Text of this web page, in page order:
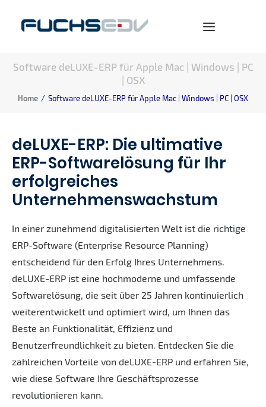
NEWS
UNTERNEHMEN
KARRIERE
SEARCH
Software deLUXE-ERP für Apple Mac | Windows | PC
| OSX
Home Software deLUXE-ERP für Apple Mac | Windows | PC | OSX
deLUXE-ERP: Die ultimative
ERP-Softwarelösung für Ihr
erfolgreiches
Unternehmenswachstum
In einer zunehmend digitalisierten Welt ist die richtige
ERP-Software (Enterprise Resource Planning)
entscheidend für den Erfolg Ihres Unternehmens.
deLUXE-ERP ist eine hochmoderne und umfassende
Softwarelösung, die seit über 25 Jahren kontinuierlich
weiterentwickelt und optimiert wird, um Ihnen das
Beste an Funktionalität, Effizienz und
Benutzerfreundlichkeit zu bieten. Entdecken Sie die
zahlreichen Vorteile von deLUXE-ERP und erfahren Sie,
wie diese Software Ihre Geschäftsprozesse
revolutionieren kann.